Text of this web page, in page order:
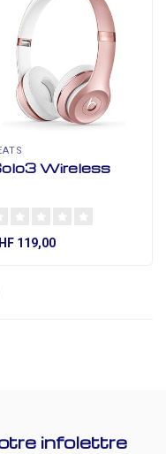
Wireless
119,00
infolettre